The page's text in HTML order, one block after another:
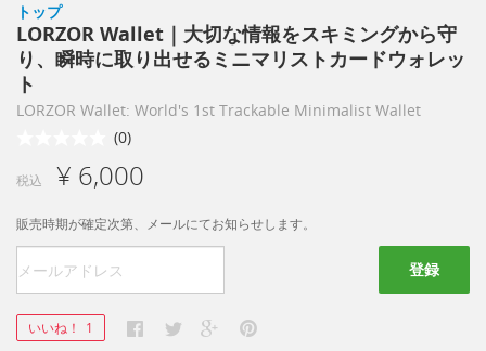
トップ
LORZOR Wallet｜大切な情報をスキミングから守
り、瞬時に取り出せるミニマリストカードウォレッ
ト
LORZOR Wallet: World's 1st Trackable Minimalist Wallet
(0)
税込 ¥ 6,000
販売時期が確定次第、メールにてお知らせします。
登録
いいね！ 1